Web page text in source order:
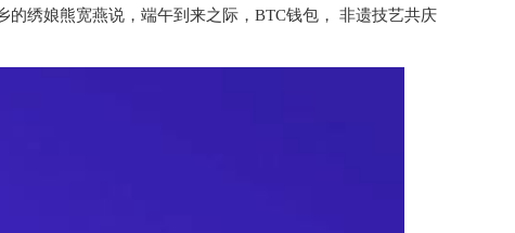
绣娘熊宽燕说，端午到来之际，BTC钱包， 非遗技艺共庆